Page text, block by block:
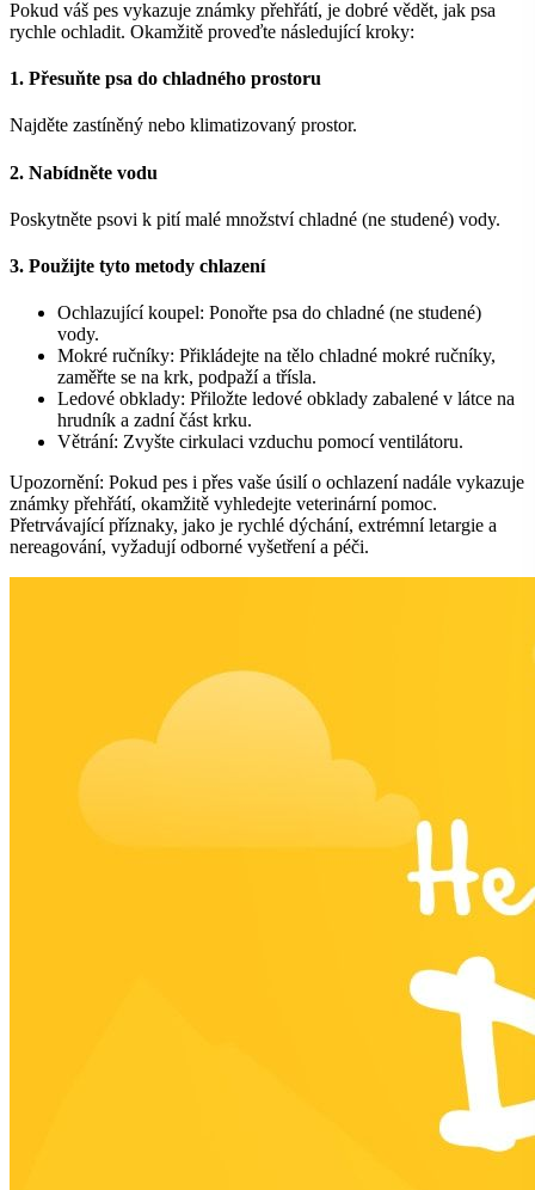
Pokud váš pes vykazuje známky přehřátí, je dobré vědět, jak psa
rychle ochladit. Okamžitě proveďte následující kroky:
1. Přesuňte psa do chladného prostoru
Najděte zastíněný nebo klimatizovaný prostor.
2. Nabídněte vodu
Poskytněte psovi k pití malé množství chladné (ne studené) vody.
3. Použijte tyto metody chlazení
Ochlazující koupel: Ponořte psa do chladné (ne studené)
vody.
Mokré ručníky: Přikládejte na tělo chladné mokré ručníky,
zaměřte se na krk, podpaží a třísla.
Ledové obklady: Přiložte ledové obklady zabalené v látce na
hrudník a zadní část krku.
Větrání: Zvyšte cirkulaci vzduchu pomocí ventilátoru.
Upozornění: Pokud pes i přes vaše úsilí o ochlazení nadále vykazuje
známky přehřátí, okamžitě vyhledejte veterinární pomoc.
Přetrvávající příznaky, jako je rychlé dýchání, extrémní letargie a
nereagování, vyžadují odborné vyšetření a péči.